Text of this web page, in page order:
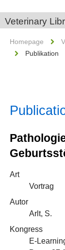
Veterinary
Homepage
Publikation
Art
Vortrag
Autor
Arlt, S.
Kongress
E-